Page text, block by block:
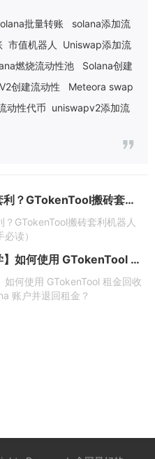
批量转账
solana添加流
市值机器人
Uniswap添加流
燃烧流动性池
Solana创建
创建流动性
Meteora swap
动性代币 uniswapv2添加流
什么是搬砖套利？GTokenTool搬砖套利机器人全面解析（新手必读）
？GTokenTool搬砖套利机器人
读）
【手把手教学】如何使用 GTokenTool 租金回收工具关闭 Solana 账户并退回租金？
如何使用 GTokenTool 租金回收
账户并退回租金？